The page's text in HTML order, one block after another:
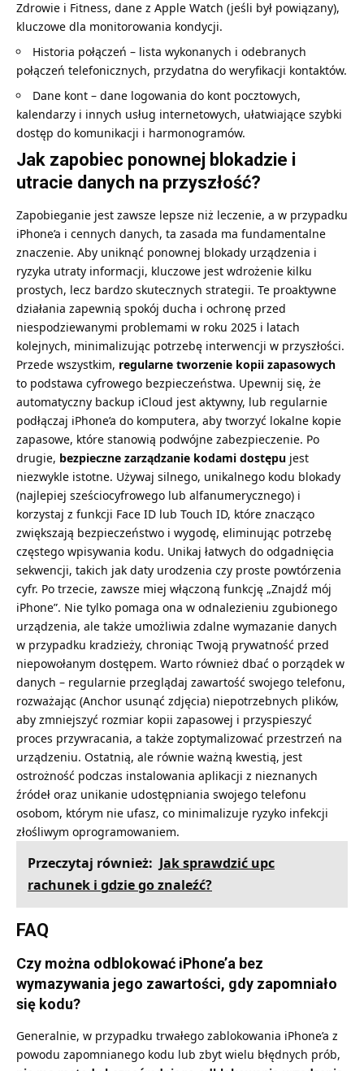
Zdrowie i Fitness, dane z Apple Watch (jeśli był powiązany),
kluczowe dla monitorowania kondycji.
Historia połączeń – lista wykonanych i odebranych
połączeń telefonicznych, przydatna do weryfikacji kontaktów.
Dane kont – dane logowania do kont pocztowych,
kalendarzy i innych usług internetowych, ułatwiające szybki
dostęp do komunikacji i harmonogramów.
Jak zapobiec ponownej blokadzie i
utracie danych na przyszłość?
Zapobieganie jest zawsze lepsze niż leczenie, a w przypadku
iPhone’a i cennych danych, ta zasada ma fundamentalne
znaczenie. Aby uniknąć ponownej blokady urządzenia i
ryzyka utraty informacji, kluczowe jest wdrożenie kilku
prostych, lecz bardzo skutecznych strategii. Te proaktywne
działania zapewnią spokój ducha i ochronę przed
niespodziewanymi problemami w roku 2025 i latach
kolejnych, minimalizując potrzebę interwencji w przyszłości.
Przede wszystkim, regularne tworzenie kopii zapasowych
to podstawa cyfrowego bezpieczeństwa. Upewnij się, że
automatyczny backup iCloud jest aktywny, lub regularnie
podłączaj iPhone’a do komputera, aby tworzyć lokalne kopie
zapasowe, które stanowią podwójne zabezpieczenie. Po
drugie, bezpieczne zarządzanie kodami dostępu jest
niezwykle istotne. Używaj silnego, unikalnego kodu blokady
(najlepiej sześciocyfrowego lub alfanumerycznego) i
korzystaj z funkcji Face ID lub Touch ID, które znacząco
zwiększają bezpieczeństwo i wygodę, eliminując potrzebę
częstego wpisywania kodu. Unikaj łatwych do odgadnięcia
sekwencji, takich jak daty urodzenia czy proste powtórzenia
cyfr. Po trzecie, zawsze miej włączoną funkcję „Znajdź mój
iPhone”. Nie tylko pomaga ona w odnalezieniu zgubionego
urządzenia, ale także umożliwia zdalne wymazanie danych
w przypadku kradzieży, chroniąc Twoją prywatność przed
niepowołanym dostępem. Warto również dbać o porządek w
danych – regularnie przeglądaj zawartość swojego telefonu,
rozważając (Anchor usunąć zdjęcia) niepotrzebnych plików,
aby zmniejszyć rozmiar kopii zapasowej i przyspieszyć
proces przywracania, a także zoptymalizować przestrzeń na
urządzeniu. Ostatnią, ale równie ważną kwestią, jest
ostrożność podczas instalowania aplikacji z nieznanych
źródeł oraz unikanie udostępniania swojego telefonu
osobom, którym nie ufasz, co minimalizuje ryzyko infekcji
złośliwym oprogramowaniem.
Przeczytaj również: Jak sprawdzić upc
rachunek i gdzie go znaleźć?
FAQ
Czy można odblokować iPhone’a bez
wymazywania jego zawartości, gdy zapomniało
się kodu?
Generalnie, w przypadku trwałego zablokowania iPhone’a z
powodu zapomnianego kodu lub zbyt wielu błędnych prób,